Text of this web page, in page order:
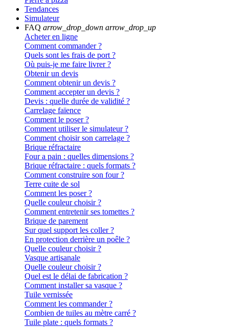
Tendances
Simulateur
FAQ arrow_drop_down arrow_drop_up
Acheter en ligne
Comment commander ?
Quels sont les frais de port ?
Où puis-je me faire livrer ?
Obtenir un devis
Comment obtenir un devis ?
Comment accepter un devis ?
Devis : quelle durée de validité ?
Carrelage faïence
Comment le poser ?
Comment utiliser le simulateur ?
Comment choisir son carrelage ?
Brique réfractaire
Four a pain : quelles dimensions ?
Brique réfractaire : quels formats ?
Comment construire son four ?
Terre cuite de sol
Comment les poser ?
Quelle couleur choisir ?
Comment entretenir ses tomettes ?
Brique de parement
Sur quel support les coller ?
En protection derrière un poêle ?
Quelle couleur choisir ?
Vasque artisanale
Quelle couleur choisir ?
Quel est le délai de fabrication ?
Comment installer sa vasque ?
Tuile vernissée
Comment les commander ?
Combien de tuiles au mètre carré ?
Tuile plate : quels formats ?